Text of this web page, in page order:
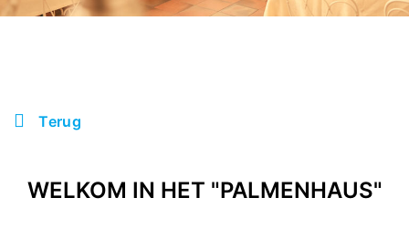
Terug
WELKOM IN HET "PALMENHAUS"